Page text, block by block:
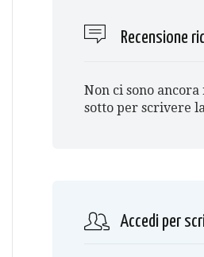
Recensione
Non ci sono
sotto per scrivere
Accedi per